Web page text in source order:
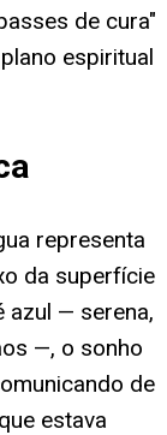
de cura"
espiritual
representa
da superfície
azul — serena,
—, o sonho
de
estava